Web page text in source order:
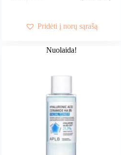
2,50€.
1,90€.Pridėti į norų sąrašą
Nuolaida!